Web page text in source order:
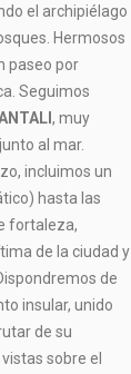
el archipiélago
Hermosos
paseo por
Seguimos
, muy
al mar.
incluimos un
hasta las
fortaleza,
de la ciudad y
de
insular, unido
de su
sobre el